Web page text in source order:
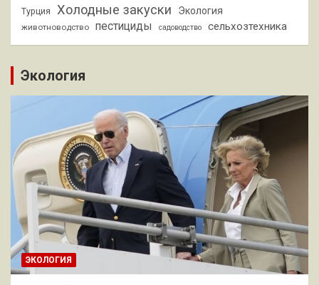
Турция Холодные закуски Экология
животноводство пестициды садоводство сельхозтехника
Экология
ЭКОЛОГИЯ